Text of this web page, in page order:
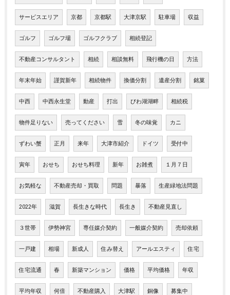
サービスエリア 京都 京都駅 大津京駅 駐車場 収益
ゴルフ ゴルフ場 ゴルフクラブ 相続登記
不動産コンサルタント 相続 相談無料 飛行機の日 方法
年末年始 謹賀新年 相続物件 換価分割 遺産分割 銘菓
中西 中西永生堂 動産 打出 びわ湖湖畔 相続税
物件足りない 売ってください 雪 冬の味覚 カニ
ずわい蟹 正月 来年 大津市紹介 ドイツ 受付中
寅年 おせち おせち料理 新年 お雑煮 １月７日
お気軽な 不動産売却・買取 問題 暴落 生産緑地法問題
2022年 滋賀 長生きな時代 長生き 不動産見直し
３世帯 伊勢神宮 専任媒介契約 一般媒介契約 売却依頼
一戸建 相場 新成人 住み替え アールエスティ 住宅
住宅流通 春 新築マンション 価格 平均価格 年収
平均年収 何倍 不動産購入 大津駅 銅像 募集中